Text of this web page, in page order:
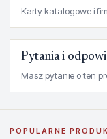
Karty katalogowe i
Pytania i
Masz pytanie o ten
POPULARNE